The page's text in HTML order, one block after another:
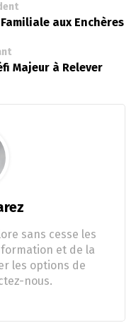
aux Enchères
Majeur à Relever
sans cesse les
et de la
les options de
nous.